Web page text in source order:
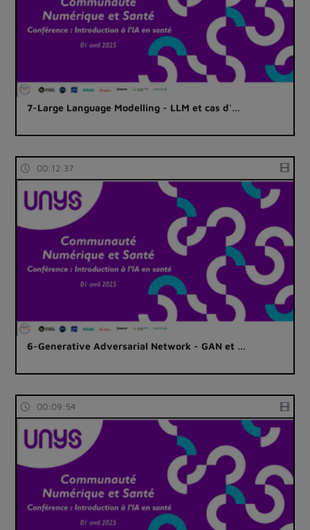
7-Large Language Modelling - LLM et cas d'…
00:12:37
6-Generative Adversarial Network - GAN et …
00:09:54